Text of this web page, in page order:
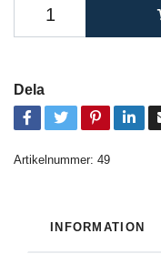
Dela
Artikelnummer: 49
INFORMATION